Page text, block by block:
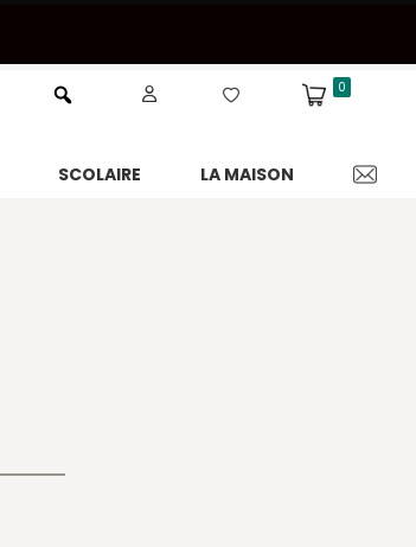
0
SCOLAIRE LA MAISON